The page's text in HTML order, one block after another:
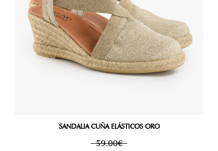
SANDALIA CUÑA ELÁSTICOS ORO
59.00€